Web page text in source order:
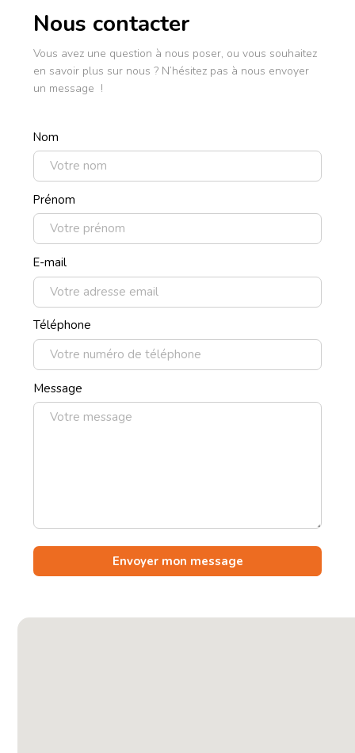
Nous contacter
Vous avez une question à nous poser, ou vous souhaitez
en savoir plus sur nous ? N’hésitez pas à nous envoyer
un message !
Nom
Prénom
E-mail
Téléphone
Message